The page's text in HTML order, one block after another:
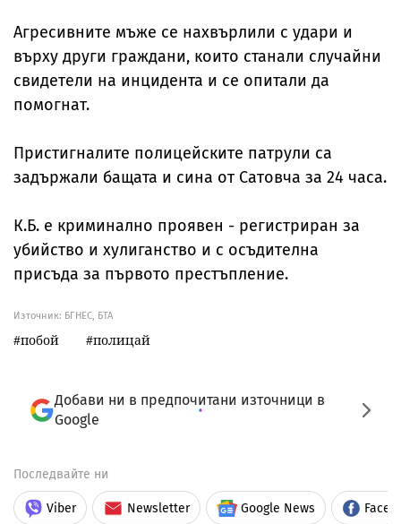
Агресивните мъже се нахвърлили с удари и
върху други граждани, които станали случайни
свидетели на инцидента и се опитали да
помогнат.
Пристигналите полицейските патрули са
задържали бащата и сина от Сатовча за 24 часа.
К.Б. е криминално проявен - регистриран за
убийство и хулиганство и с осъдителна
присъда за първото престъпление.
Източник: БГНЕС, БТА
побой полицай
Добави ни в предпочитани източници в
Google
Последвайте ни
Viber Newsletter Google News